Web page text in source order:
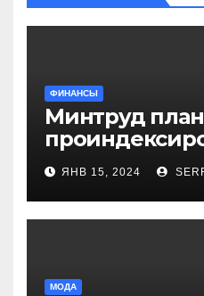
ФИНАНСЫ
Минтруд
более 40
компенсаций
ЯНВ 15, 2024
МОДА